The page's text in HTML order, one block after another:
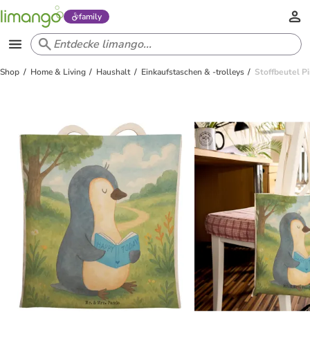
family
Shop Home & Living Haushalt Einkaufstaschen & -trolleys Stoffbeutel